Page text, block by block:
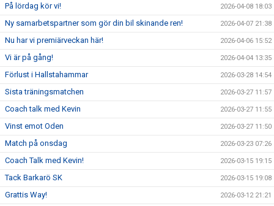
På lördag kör vi! 2026-04-08 18:03
Ny samarbetspartner som gör din bil skinande ren! 2026-04-07 21:38
Nu har vi premiärveckan här! 2026-04-06 15:52
Vi är på gång! 2026-04-04 13:35
Förlust i Hallstahammar 2026-03-28 14:54
Sista träningsmatchen 2026-03-27 11:57
Coach talk med Kevin 2026-03-27 11:55
Vinst emot Oden 2026-03-27 11:50
Match på onsdag 2026-03-23 07:26
Coach Talk med Kevin! 2026-03-15 19:15
Tack Barkarö SK 2026-03-15 19:08
Grattis Way! 2026-03-12 21:21